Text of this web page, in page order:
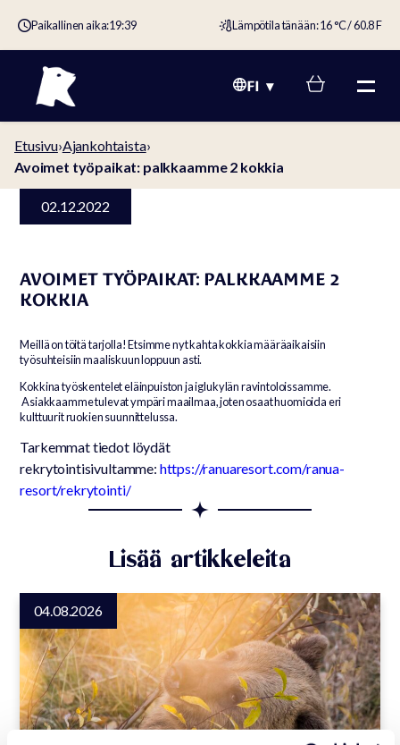
Paikallinen aika:19:39 Lämpötila tänään: 16 °C / 60.8 F
FI
Etusivu›Ajankohtaista›
Avoimet työpaikat: palkkaamme 2 kokkia
02.12.2022
AVOIMET TYÖPAIKAT: PALKKAAMME 2
KOKKIA
Meillä on töitä tarjolla! Etsimme nyt kahta kokkia määräaikaisiin
työsuhteisiin maaliskuun loppuun asti.
Kokkina työskentelet eläinpuiston ja iglukylän ravintoloissamme.
Asiakkaamme tulevat ympäri maailmaa, joten osaat huomioida eri
kulttuurit ruokien suunnittelussa.
Tarkemmat tiedot löydät
rekrytointisivultamme: https://ranuaresort.com/ranua-
resort/rekrytointi/
Lisää artikkeleita
04.08.2026